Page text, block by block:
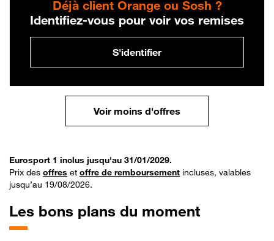
Déjà client Orange ou Sosh ?
Identifiez-vous pour voir vos remises
S'identifier
Voir moins d'offres
Eurosport 1 inclus jusqu'au 31/01/2029.
Prix des offres et offre de remboursement incluses, valables
jusqu’au 19/08/2026.
Les bons plans du moment